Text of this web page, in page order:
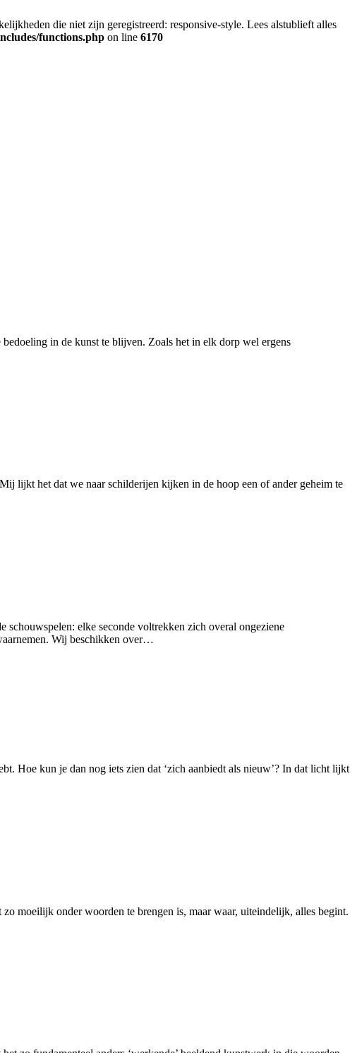
die niet zijn geregistreerd: responsive-style. Lees alstublieft alles
functions.php on line 6170
in de kunst te blijven. Zoals het in elk dorp wel ergens
lijkt het dat we naar schilderijen kijken in de hoop een of ander geheim te
elke seconde voltrekken zich overal ongeziene
Wij beschikken over…
Hoe kun je dan nog iets zien dat ‘zich aanbiedt als nieuw’? In dat licht lijkt
moeilijk onder woorden te brengen is, maar waar, uiteindelijk, alles begint.